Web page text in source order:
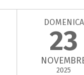
DOMENICA
23
2025